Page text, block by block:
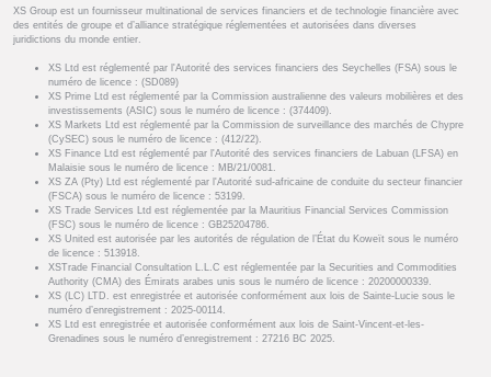
XS Group est un fournisseur multinational de services financiers et de technologie financière avec
des entités de groupe et d’alliance stratégique réglementées et autorisées dans diverses
juridictions du monde entier.
XS Ltd est réglementé par l'Autorité des services financiers des Seychelles (FSA) sous le
numéro de licence : (SD089)
XS Prime Ltd est réglementé par la Commission australienne des valeurs mobilières et des
investissements (ASIC) sous le numéro de licence : (374409).
XS Markets Ltd est réglementé par la Commission de surveillance des marchés de Chypre
(CySEC) sous le numéro de licence : (412/22).
XS Finance Ltd est réglementé par l'Autorité des services financiers de Labuan (LFSA) en
Malaisie sous le numéro de licence : MB/21/0081.
XS ZA (Pty) Ltd est réglementé par l'Autorité sud-africaine de conduite du secteur financier
(FSCA) sous le numéro de licence : 53199.
XS Trade Services Ltd est réglementée par la Mauritius Financial Services Commission
(FSC) sous le numéro de licence : GB25204786.
XS United est autorisée par les autorités de régulation de l’État du Koweït sous le numéro
de licence : 513918.
XSTrade Financial Consultation L.L.C est réglementée par la Securities and Commodities
Authority (CMA) des Émirats arabes unis sous le numéro de licence : 20200000339.
XS (LC) LTD. est enregistrée et autorisée conformément aux lois de Sainte-Lucie sous le
numéro d’enregistrement : 2025-00114.
XS Ltd est enregistrée et autorisée conformément aux lois de Saint-Vincent-et-les-
Grenadines sous le numéro d’enregistrement : 27216 BC 2025.